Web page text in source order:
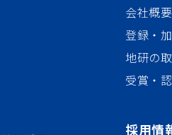
会社概
登録・
地研の
受賞・
採用情